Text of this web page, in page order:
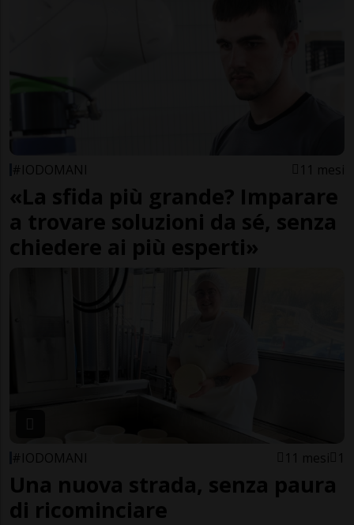
#IODOMANI 11 mesi
«La sfida più grande? Imparare
a trovare soluzioni da sé, senza
chiedere ai più esperti»
#IODOMANI 11 mesi 1
Una nuova strada, senza paura
di ricominciare